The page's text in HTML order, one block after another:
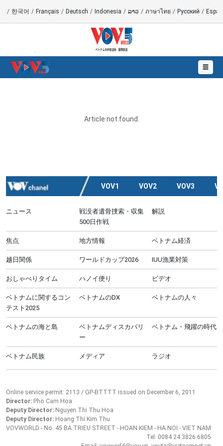
/ 한국어 / Français / Deutsch / Indonesia / ລາວ / ภาษาไทย / Русский /
☰
Article not found.
VOV1 VOV2 VOV3
ニュース
戦没者遺骨捜索・収集
500日作戦
解説
焦点 地方情報 ベトナム経済
越日関係 ワールドカップ2026 IUU漁業対策
おしゃべりタイム ハノイ便り ビデオ
ベトナムに関するコン
テスト2025
ベトナムのDX ベトナムの人々
ベトナムの海と島
ベトナムディスカバリ
ー
ベトナム・飛躍の時代
ベトナム民族 メディア ラジオ
Online service permit: 2113 / GP-BTTTT issued on December 6, 2011
Director: Pho Cam Hoa
Deputy Director: Nguyen Thi Thu Hoa
Deputy Director: Hoang Thi Kim Thu
VOVWORLD - No. 45 BA TRIEU STREET - HOAN KIEM - HA NOI - VIET NAM
Tel: 0084.24.3826 6805